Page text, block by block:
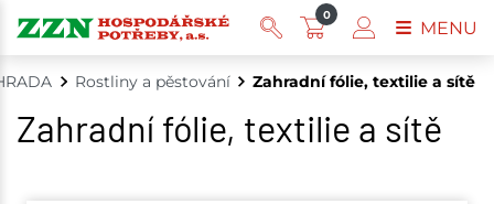
Rostliny a pěstování Zahradní fólie, textilie a sítě
Zahradní fólie, textilie a sítě
0
MENU